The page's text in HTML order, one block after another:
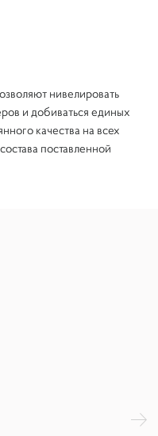
нивелировать
и добиваться единых
качества на всех
поставленной